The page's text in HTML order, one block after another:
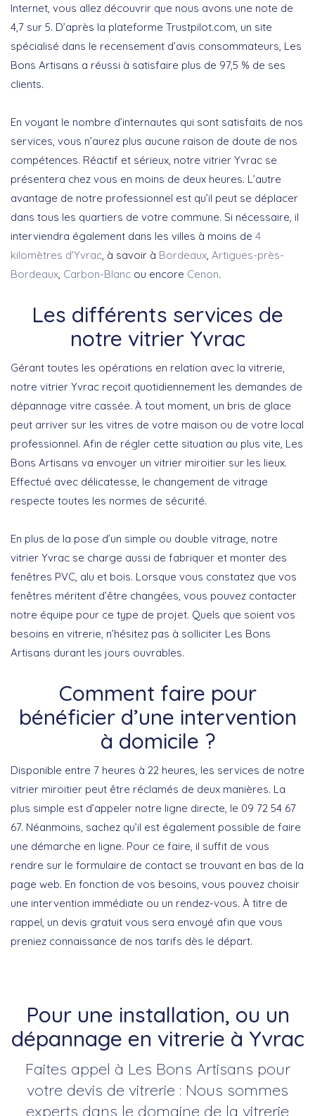
Internet, vous allez découvrir que nous avons une note de
4,7 sur 5. D’après la plateforme Trustpilot.com, un site
spécialisé dans le recensement d’avis consommateurs, Les
Bons Artisans a réussi à satisfaire plus de 97,5 % de ses
clients.
En voyant le nombre d’internautes qui sont satisfaits de nos
services, vous n’aurez plus aucune raison de doute de nos
compétences. Réactif et sérieux, notre vitrier Yvrac se
présentera chez vous en moins de deux heures. L’autre
avantage de notre professionnel est qu’il peut se déplacer
dans tous les quartiers de votre commune. Si nécessaire, il
interviendra également dans les villes à moins de 4
kilomètres d’Yvrac , à savoir à Bordeaux Artigues-près-
Bordeaux Carbon-Blanc ou encore Cenon.
Les différents services de
notre vitrier Yvrac
Gérant toutes les opérations en relation avec la vitrerie,
notre vitrier Yvrac reçoit quotidiennement les demandes de
dépannage vitre cassée. À tout moment, un bris de glace
peut arriver sur les vitres de votre maison ou de votre local
professionnel. Afin de régler cette situation au plus vite, Les
Bons Artisans va envoyer un vitrier miroitier sur les lieux.
Effectué avec délicatesse, le changement de vitrage
respecte toutes les normes de sécurité.
En plus de la pose d’un simple ou double vitrage, notre
vitrier Yvrac se charge aussi de fabriquer et monter des
fenêtres PVC, alu et bois. Lorsque vous constatez que vos
fenêtres méritent d’être changées, vous pouvez contacter
notre équipe pour ce type de projet. Quels que soient vos
besoins en vitrerie, n’hésitez pas à solliciter Les Bons
Artisans durant les jours ouvrables.
Comment faire pour
bénéficier d’une intervention
à domicile ?
Disponible entre 7 heures à 22 heures, les services de notre
vitrier miroitier peut être réclamés de deux manières. La
plus simple est d’appeler notre ligne directe, le 09 72 54 67
67. Néanmoins, sachez qu’il est également possible de faire
une démarche en ligne. Pour ce faire, il suffit de vous
rendre sur le formulaire de contact se trouvant en bas de la
page web. En fonction de vos besoins, vous pouvez choisir
une intervention immédiate ou un rendez-vous. À titre de
rappel, un devis gratuit vous sera envoyé afin que vous
preniez connaissance de nos tarifs dès le départ.
Pour une installation, ou un
dépannage en vitrerie à Yvrac
Faites appel à Les Bons Artisans pour
votre devis de vitrerie : Nous sommes
experts dans le domaine de la vitrerie